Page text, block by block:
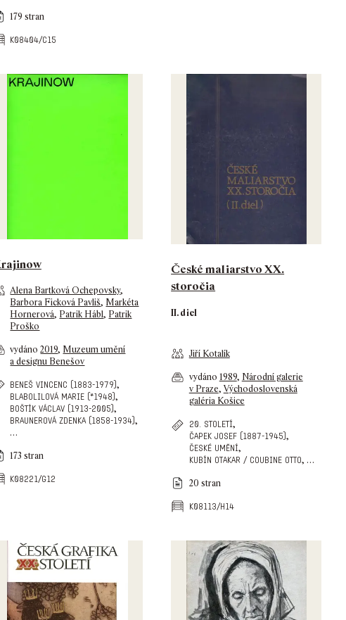
179 stran
k08404/c15
Alena Bartková Ochepovsky,
Barbora Ficková Pavliš, Markéta
Hornerová, Patrik Hábl, Patrik
Proško
vydáno2019, Muzeum umění
a designu Benešov
beneš vincenc (1883-1979),
blabolilová marie (*1948),
boštík václav (1913-2005),
braunerová zdenka (1858-1934),
…
173 stran
k08221/g12
České maliarstvo XX.
storočia
II. diel
Jiří Kotalík
vydáno 1989, Národní galerie
v Praze, Východoslovenská
galéria Košice
20. století,
čapek josef (1887-1945),
české umění,
kubín otakar / coubine otto, …
20 stran
k08113/h14